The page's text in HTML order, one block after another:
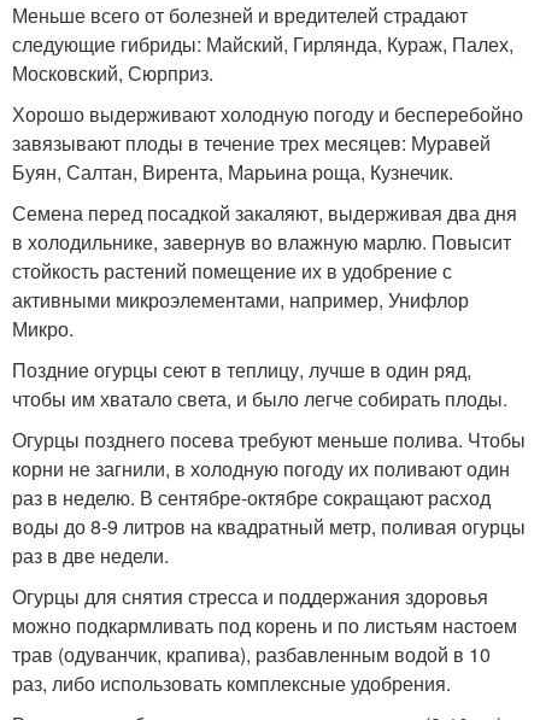
Меньше всего от болезней и вредителей страдают
следующие гибриды: Майский, Гирлянда, Кураж, Палех,
Московский, Сюрприз.
Хорошо выдерживают холодную погоду и бесперебойно
завязывают плоды в течение трех месяцев: Муравей
Буян, Салтан, Вирента, Марьина роща, Кузнечик.
Семена перед посадкой закаляют, выдерживая два дня
в холодильнике, завернув во влажную марлю. Повысит
стойкость растений помещение их в удобрение с
активными микроэлементами, например, Унифлор
Микро.
Поздние огурцы сеют в теплицу, лучше в один ряд,
чтобы им хватало света, и было легче собирать плоды.
Огурцы позднего посева требуют меньше полива. Чтобы
корни не загнили, в холодную погоду их поливают один
раз в неделю. В сентябре-октябре сокращают расход
воды до 8-9 литров на квадратный метр, поливая огурцы
раз в две недели.
Огурцы для снятия стресса и поддержания здоровья
можно подкармливать под корень и по листьям настоем
трав (одуванчик, крапива), разбавленным водой в 10
раз, либо использовать комплексные удобрения.